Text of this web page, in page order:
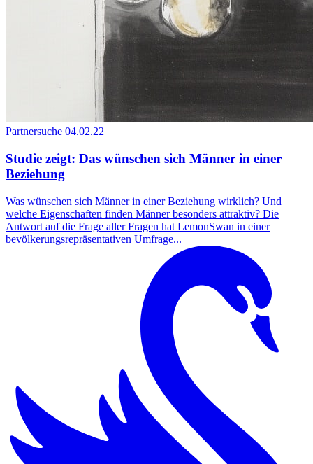
Partnersuche 04.02.22
Studie zeigt: Das wünschen sich Männer in einer
Beziehung
Was wünschen sich Männer in einer Beziehung wirklich? Und
welche Eigenschaften finden Männer besonders attraktiv? Die
Antwort auf die Frage aller Fragen hat LemonSwan in einer
bevölkerungsrepräsentativen Umfrage...